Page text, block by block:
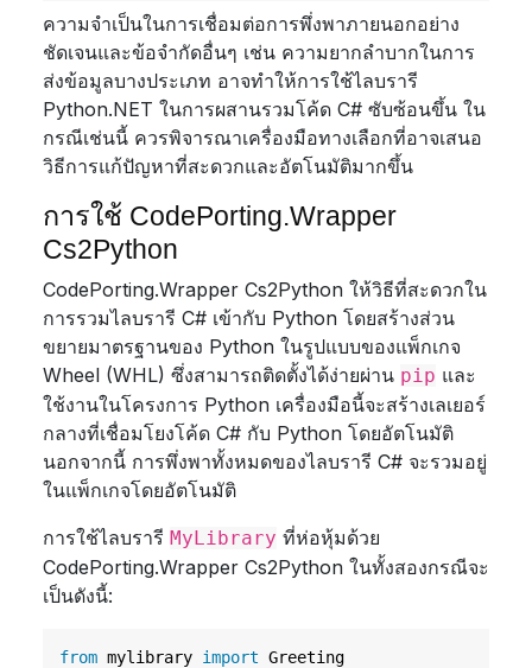
ความจำเป็นในการเชื่อมต่อการพึ่งพาภายนอกอย่าง
ชัดเจนและข้อจำกัดอื่นๆ เช่น ความยากลำบากในการ
ส่งข้อมูลบางประเภท อาจทำให้การใช้ไลบรารี
Python.NET ในการผสานรวมโค้ด C# ซับซ้อนขึ้น ใน
กรณีเช่นนี้ ควรพิจารณาเครื่องมือทางเลือกที่อาจเสนอ
วิธีการแก้ปัญหาที่สะดวกและอัตโนมัติมากขึ้น
การใช้ CodePorting.Wrapper
Cs2Python
CodePorting.Wrapper Cs2Python ให้วิธีที่สะดวกใน
การรวมไลบรารี C# เข้ากับ Python โดยสร้างส่วน
ขยายมาตรฐานของ Python ในรูปแบบของแพ็กเกจ
Wheel (WHL) ซึ่งสามารถติดตั้งได้ง่ายผ่าน pip และ
ใช้งานในโครงการ Python เครื่องมือนี้จะสร้างเลเยอร์
กลางที่เชื่อมโยงโค้ด C# กับ Python โดยอัตโนมัติ
นอกจากนี้ การพึ่งพาทั้งหมดของไลบรารี C# จะรวมอยู่
ในแพ็กเกจโดยอัตโนมัติ
การใช้ไลบรารี MyLibrary ที่ห่อหุ้มด้วย
CodePorting.Wrapper Cs2Python ในทั้งสองกรณีจะ
เป็นดังนี้:
from mylibrary import Greeting